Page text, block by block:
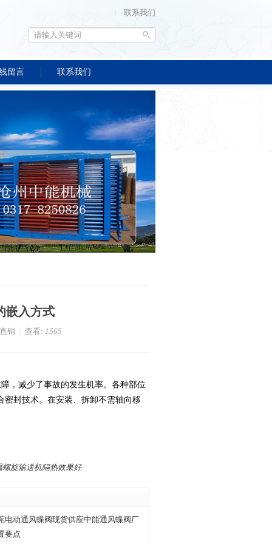
联系我们
留言 联系我们
嵌入方式
销 | 查看: 1565
，减少了事故的发生机率。各种部位
封技术。在安装、拆卸不需轴向移
螺旋输送机隔热效果好
电动通风蝶阀现货供应中能通风蝶阀厂
要点